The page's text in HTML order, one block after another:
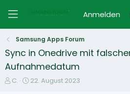
Anmelden
Samsung Apps Forum
Sync in Onedrive mit
Aufnahmedatum
E
C.
E
22. August 2023